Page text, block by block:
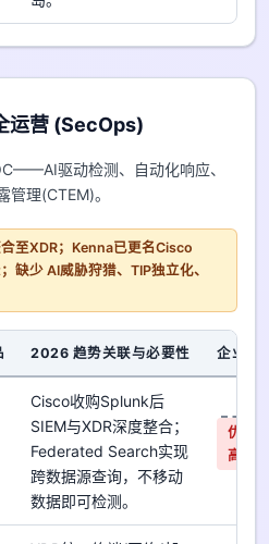
营 (SecOps)
驱动检测、自动化响应、
理(CTEM)。
至XDR；Kenna已更名Cisco
少 AI威胁狩猎、TIP独立化、
2026 趋势关联与必要性 企业对
Cisco收购Splunk后
SIEM与XDR深度整合；
Federated Search实现
跨数据源查询，不移动
数据即可检测。
优先
高